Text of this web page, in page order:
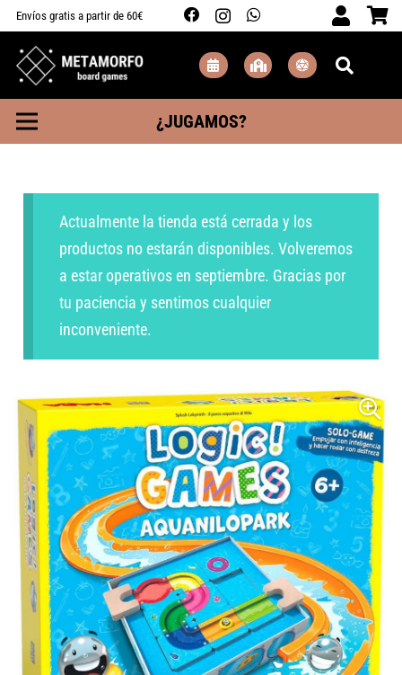
Envíos gratis a partir de 60€
¿JUGAMOS?
Actualmente la tienda está cerrada y los
productos no estarán disponibles. Volveremos
a estar operativos en septiembre. Gracias por
tu paciencia y sentimos cualquier
inconveniente.